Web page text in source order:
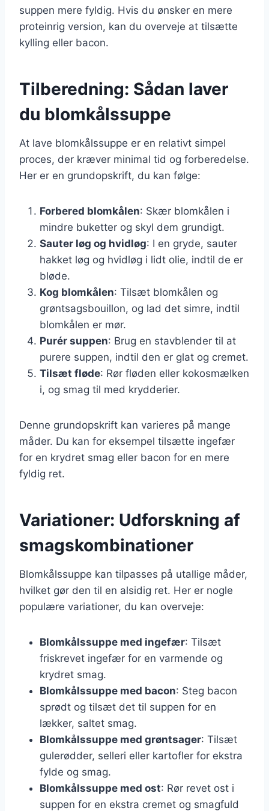
suppen mere fyldig. Hvis du ønsker en mere
proteinrig version, kan du overveje at tilsætte
kylling eller bacon.
Tilberedning: Sådan laver
du blomkålssuppe
At lave blomkålssuppe er en relativt simpel
proces, der kræver minimal tid og forberedelse.
Her er en grundopskrift, du kan følge:
Forbered blomkålen: Skær blomkålen i
mindre buketter og skyl dem grundigt.
Sauter løg og hvidløg: I en gryde, sauter
hakket løg og hvidløg i lidt olie, indtil de er
bløde.
Kog blomkålen: Tilsæt blomkålen og
grøntsagsbouillon, og lad det simre, indtil
blomkålen er mør.
Purér suppen: Brug en stavblender til at
purere suppen, indtil den er glat og cremet.
Tilsæt fløde: Rør fløden eller kokosmælken
i, og smag til med krydderier.
Denne grundopskrift kan varieres på mange
måder. Du kan for eksempel tilsætte ingefær
for en krydret smag eller bacon for en mere
fyldig ret.
Variationer: Udforskning af
smagskombinationer
Blomkålssuppe kan tilpasses på utallige måder,
hvilket gør den til en alsidig ret. Her er nogle
populære variationer, du kan overveje:
Blomkålssuppe med ingefær: Tilsæt
friskrevet ingefær for en varmende og
krydret smag.
Blomkålssuppe med bacon: Steg bacon
sprødt og tilsæt det til suppen for en
lækker, saltet smag.
Blomkålssuppe med grøntsager: Tilsæt
gulerødder, selleri eller kartofler for ekstra
fylde og smag.
Blomkålssuppe med ost: Rør revet ost i
suppen for en ekstra cremet og smagfuld